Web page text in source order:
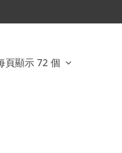
頁顯示 72 個